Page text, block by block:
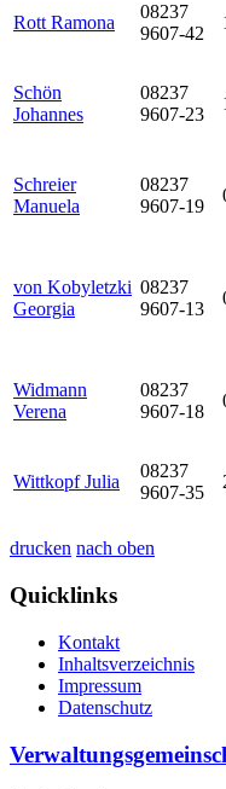
Rott Ramona
08237
9607-42
Schön
Johannes
08237
9607-23
Schreier
Manuela
08237
9607-19
von Kobyletzki
Georgia
08237
9607-13
Widmann
Verena
08237
9607-18
Wittkopf Julia
08237
9607-35
drucken nach oben
Quicklinks
Kontakt
Inhaltsverzeichnis
Impressum
Datenschutz